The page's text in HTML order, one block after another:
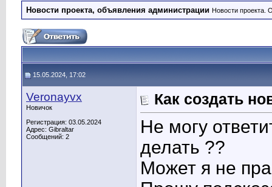
Новости проекта, объявления администрации Новости проекта.
15.05.2024, 17:02
Veronayvx
Новичок
Регистрация: 03.05.2024
Адрес: Gibraltar
Сообщений: 2
Как создать
Не могу
делать ??
Может я не